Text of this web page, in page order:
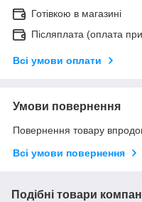
Готівкою в магазині
Післяплата (оплата
Всі умови оплати
Умови повернення
Повернення товару
Всі умови повернення
Подібні товари